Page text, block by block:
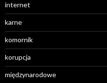
internet
karne
komornik
korupcja
międzynarodowe